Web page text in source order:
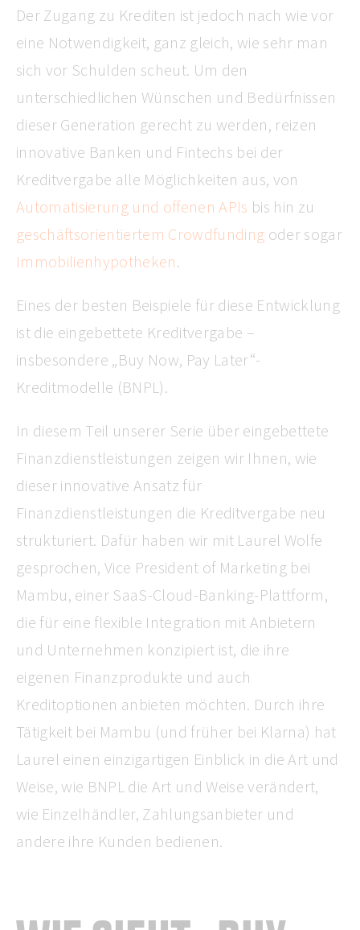
Der Zugang zu Krediten ist jedoch nach wie vor
eine Notwendigkeit, ganz gleich, wie sehr man
sich vor Schulden scheut. Um den
unterschiedlichen Wünschen und Bedürfnissen
dieser Generation gerecht zu werden, reizen
innovative Banken und Fintechs bei der
Kreditvergabe alle Möglichkeiten aus, von
Automatisierung und offenen APIs bis hin zu
geschäftsorientiertem Crowdfunding oder sogar
Immobilienhypotheken.
Eines der besten Beispiele für diese Entwicklung
ist die eingebettete Kreditvergabe –
insbesondere „Buy Now, Pay Later“-
Kreditmodelle (BNPL).
In diesem Teil unserer Serie über eingebettete
Finanzdienstleistungen zeigen wir Ihnen, wie
dieser innovative Ansatz für
Finanzdienstleistungen die Kreditvergabe neu
strukturiert. Dafür haben wir mit Laurel Wolfe
gesprochen, Vice President of Marketing bei
Mambu, einer SaaS-Cloud-Banking-Plattform,
die für eine flexible Integration mit Anbietern
und Unternehmen konzipiert ist, die ihre
eigenen Finanzprodukte und auch
Kreditoptionen anbieten möchten. Durch ihre
Tätigkeit bei Mambu (und früher bei Klarna) hat
Laurel einen einzigartigen Einblick in die Art und
Weise, wie BNPL die Art und Weise verändert,
wie Einzelhändler, Zahlungsanbieter und
andere ihre Kunden bedienen.